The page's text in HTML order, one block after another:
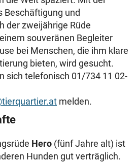
Beschäftigung und
der zweijährige Rüde
souveränen Begleiter
bei Menschen, die ihm klare
bieten, wird gesucht.
sich telefonisch 01/734 11 02-
melden.
Hero (fünf Jahre alt) ist
Hunden gut verträglich.